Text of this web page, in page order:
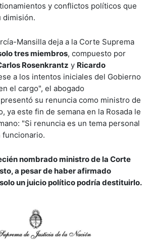
y conflictos políticos que
dimisión.
Mansilla deja a la Corte Suprema
tres miembros, compuesto por
Rosenkrantz y Ricardo
a los intentos iniciales del Gobierno
el cargo", el abogado
su renuncia como ministro de
ya este fin de semana en la Rosada le
"Si renuncia es un tema personal
funcionario.
nombrado ministro de la Corte
a pesar de haber afirmado
un juicio político podría destituirlo.